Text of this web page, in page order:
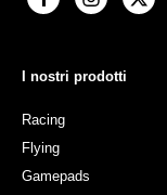
I nostri prodotti
Racing
Flying
Gamepads